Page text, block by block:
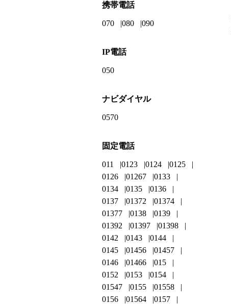
携帯電話
070 080 090
IP電話
050
ナビダイヤル
0570
固定電話
011 0123 0124
0125
0126
01267
0133
0134
0135
0136
0137
01372
01374
01377
0138
0139
01392
01397
01398
0142
0143
0144
0145
01456
01457
0146
01466
015
0152
0153
0154
01547
0155
01558
0156
01564
0157